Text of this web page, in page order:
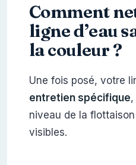
Comment
ligne d’eau
la couleur ?
Une fois posé, votre
entretien spécifique
niveau de la
visibles.